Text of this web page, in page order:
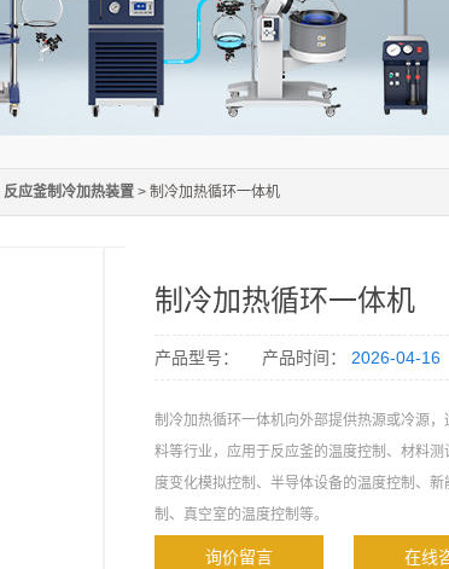
反应釜制冷加热装置 > 制冷加热循环一体机
制冷加热循环一体机
产品型号： 产品时间： 2026-04-16
制冷加热循环一体机向外部提供热源或冷源
料等行业，应用于反应釜的温度控制、材料
度变化模拟控制、半导体设备的温度控制、
制、真空室的温度控制等。
询价留言 在线